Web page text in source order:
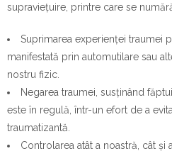
supraviețuire, printre care se
Suprimarea experienței traumei
manifestată prin automutilare sau
nostru fizic.
Negarea traumei, susținând
este în regulă, într-un efort de a
traumatizantă.
Controlarea atât a noastră, cât